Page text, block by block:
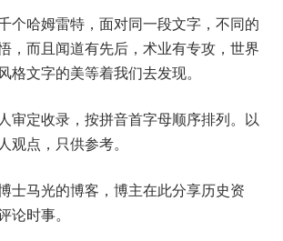
个哈姆雷特，面对同一段文字，不同的
，而且闻道有先后，术业有专攻，世界
格文字的美等着我们去发现。
审定收录，按拼音首字母顺序排列。以
观点，只供参考。
士马光的博客，博主在此分享历史资
论时事。